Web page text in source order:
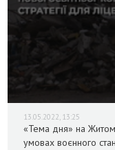
13.05.2022, 13:25
«Тема дня» на
умовах воєнного